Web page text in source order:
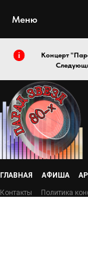
Меню
Концерт
ГЛАВНАЯ АФИША
Контакты Политика